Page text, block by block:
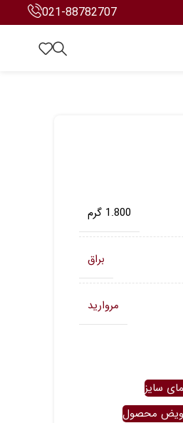
021-88782707
1.800 گرم
براق
مروارید
سایز
محصول